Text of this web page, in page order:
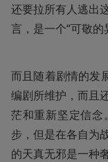
还要拉所有人逃出
言，是一个“可敬的
而且随着剧情的发
编剧所维护，而且
茫和重新坚定信念
步，但是在各自为
的天真无邪是一种